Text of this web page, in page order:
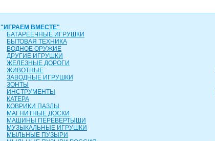
"ИГРАЕМ ВМЕСТЕ"
БАТАРЕЕЧНЫЕ ИГРУШКИ
БЫТОВАЯ ТЕХНИКА
ВОДНОЕ ОРУЖИЕ
ДРУГИЕ ИГРУШКИ
ЖЕЛЕЗНЫЕ ДОРОГИ
ЖИВОТНЫЕ
ЗАВОДНЫЕ ИГРУШКИ
ЗОНТЫ
ИНСТРУМЕНТЫ
КАТЕРА
КОВРИКИ ПАЗЛЫ
МАГНИТНЫЕ ДОСКИ
МАШИНЫ ПЕРЕВЕРТЫШИ
МУЗЫКАЛЬНЫЕ ИГРУШКИ
МЫЛЬНЫЕ ПУЗЫРИ